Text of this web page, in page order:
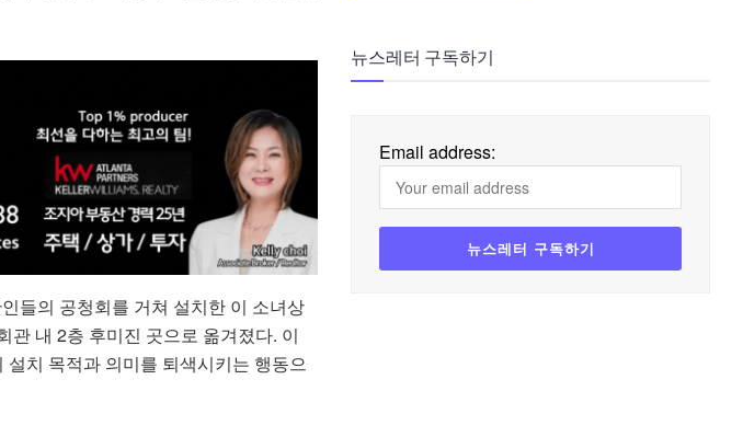
들의 공청회를 거쳐 설치한 이 소녀상
관 내 2층 후미진 곳으로 옮겨졌다. 이
치 목적과 의미를 퇴색시키는 행동으
뉴스레터 구독하기
Email address: